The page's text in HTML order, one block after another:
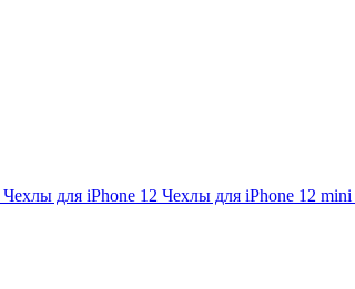
Чехлы для iPhone 12 Чехлы для iPhone 12 mini